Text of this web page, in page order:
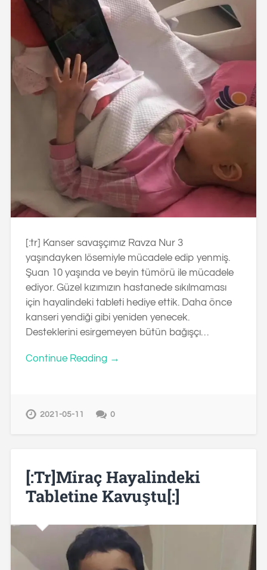
[:tr] Kanser savaşçımız Ravza Nur 3
yaşındayken lösemiyle mücadele edip yenmiş.
Şuan 10 yaşında ve beyin tümörü ile mücadele
ediyor. Güzel kızımızın hastanede sıkılmaması
için hayalindeki tableti hediye ettik. Daha önce
kanseri yendiği gibi yeniden yenecek.
Desteklerini esirgemeyen bütün bağışçı…
Continue Reading →
2021-05-11 0
[:tr]Miraç Hayalindeki
Tabletine Kavuştu[:]